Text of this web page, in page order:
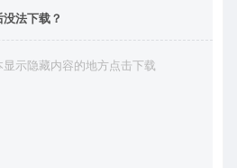
法下载？
示隐藏内容的地方点击下载